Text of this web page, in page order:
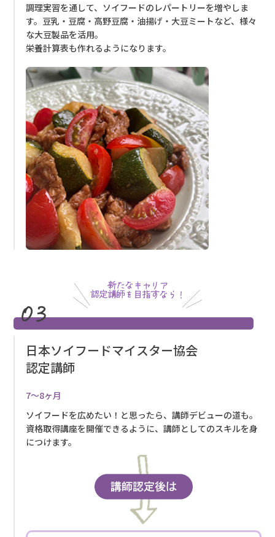
調理実習を通して、ソイフードのレパートリーを増やしま
す。 豆乳・豆腐・高野豆腐・油揚げ・大豆ミートなど、様々
な大豆製品を活用。
栄養計算表も作れるようになります。
日本ソイフードマイスター協会
認定講師
7～8ヶ月
ソイフードを広めたい！と思ったら、講師デビューの道も。
資格取得講座を開催できるように、講師としてのスキルを身
につけます。